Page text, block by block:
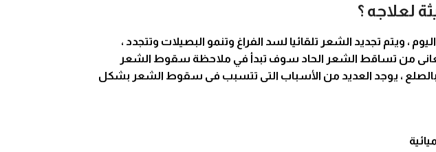
لعلاجه ؟
اكثر بقليل خلال اليوم ، ويتم تجديد الشعر تلقائيا لسد الفراغ وتنمو البصيلات وتتجدد ،
1 سم فى الشعر ، عندما تعانى من تساقط الشعر الحاد سوف تبدأ في ملاحظة سقوط الشعر
، يوجد العديد من الأسباب التى تتسبب فى سقوط الشعر بشكل